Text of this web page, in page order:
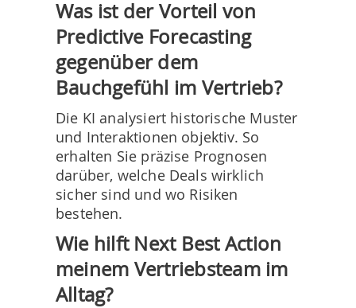
Was ist der Vorteil von
Predictive Forecasting
gegenüber dem
Bauchgefühl im Vertrieb?
Die KI analysiert historische Muster
und Interaktionen objektiv. So
erhalten Sie präzise Prognosen
darüber, welche Deals wirklich
sicher sind und wo Risiken
bestehen.
Wie hilft Next Best Action
meinem Vertriebsteam im
Alltag?